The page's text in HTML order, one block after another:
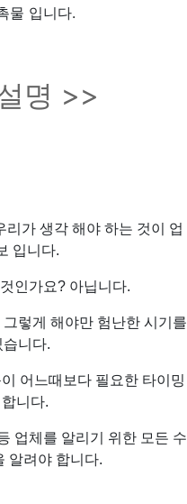
물 입니다.
명 >>
가 생각 해야 하는 것이 업
입니다.
인가요? 아닙니다.
렇게 해야만 험난한 시기를
습니다.
어느때보다 필요한 타이밍
니다.
업체를 알리기 위한 모든 수
알려야 합니다.